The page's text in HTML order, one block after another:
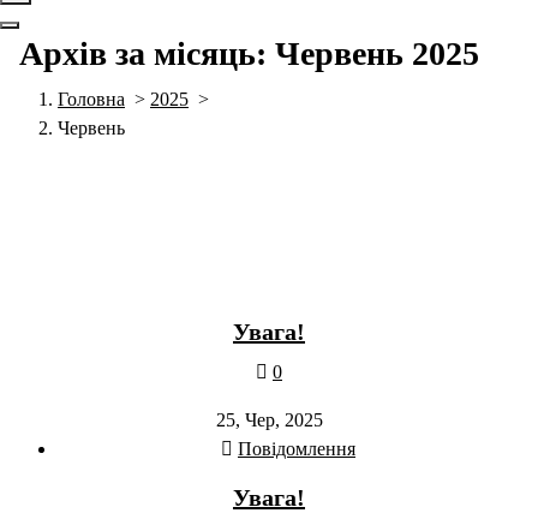
Архів за місяць: Червень 2025
Головна > 2025 >
Червень
Увага!
0
25, Чер, 2025
Повідомлення
Увага!